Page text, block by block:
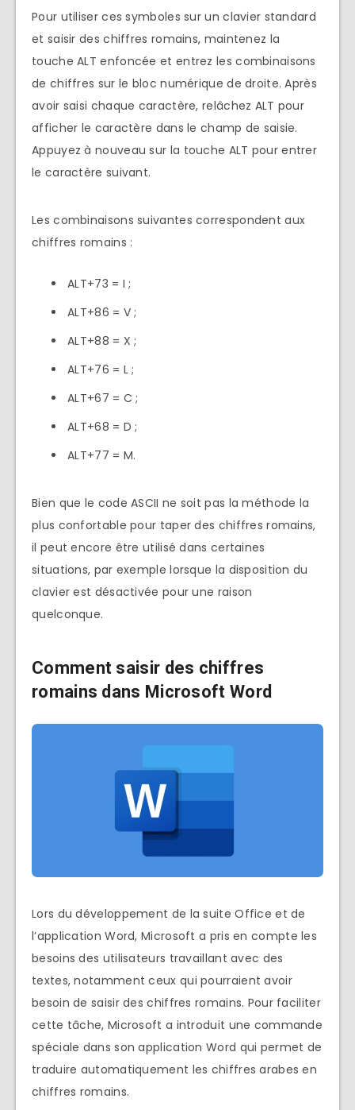
Pour utiliser ces symboles sur un clavier standard
et saisir des chiffres romains, maintenez la
touche ALT enfoncée et entrez les combinaisons
de chiffres sur le bloc numérique de droite. Après
avoir saisi chaque caractère, relâchez ALT pour
afficher le caractère dans le champ de saisie.
Appuyez à nouveau sur la touche ALT pour entrer
le caractère suivant.
Les combinaisons suivantes correspondent aux
chiffres romains :
ALT+73 = I ;
ALT+86 = V ;
ALT+88 = X ;
ALT+76 = L ;
ALT+67 = C ;
ALT+68 = D ;
ALT+77 = M.
Bien que le code ASCII ne soit pas la méthode la
plus confortable pour taper des chiffres romains,
il peut encore être utilisé dans certaines
situations, par exemple lorsque la disposition du
clavier est désactivée pour une raison
quelconque.
Comment saisir des chiffres
romains dans Microsoft Word
Lors du développement de la suite Office et de
l’application Word, Microsoft a pris en compte les
besoins des utilisateurs travaillant avec des
textes, notamment ceux qui pourraient avoir
besoin de saisir des chiffres romains. Pour faciliter
cette tâche, Microsoft a introduit une commande
spéciale dans son application Word qui permet de
traduire automatiquement les chiffres arabes en
chiffres romains.